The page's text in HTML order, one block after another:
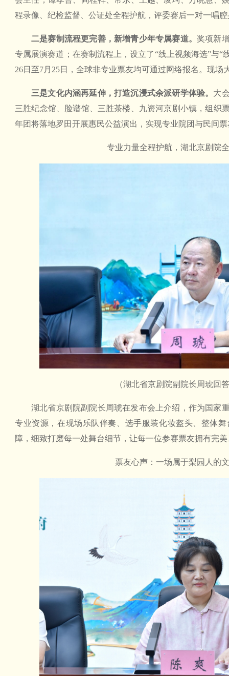
程录像、纪检监督、公证处全程护航，评委赛后一对一唱
二是赛制流程更完善，新增青少年专属赛道。 奖项新
专属展演赛道；在赛制流程上，设立了“线上视频海选”与“
26日至7月25日，全球非专业票友均可通过网络报名。现场
三是文化内涵再延伸，打造沉浸式余派研学体验。 大
三胜纪念馆、脸谱馆、三胜茶楼、九资河京剧小镇，组织
年团将落地罗田开展惠民公益演出，实现专业院团与民间
专业力量全程护航，湖北京剧院
（湖北省京剧院副院长周琥回
湖北省京剧院副院长周琥在发布会上介绍，作为国家
专业资源，在现场乐队伴奏、选手服装化妆盔头、整体
障，细致打磨每一处舞台细节，让每一位参赛票友拥有完
票友心声：一场属于梨园人的